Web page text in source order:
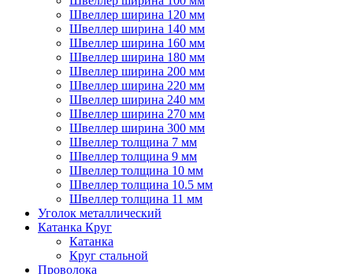
Швеллер ширина 120 мм
Швеллер ширина 140 мм
Швеллер ширина 160 мм
Швеллер ширина 180 мм
Швеллер ширина 200 мм
Швеллер ширина 220 мм
Швеллер ширина 240 мм
Швеллер ширина 270 мм
Швеллер ширина 300 мм
Швеллер толщина 7 мм
Швеллер толщина 9 мм
Швеллер толщина 10 мм
Швеллер толщина 10.5 мм
Швеллер толщина 11 мм
Уголок металлический
Катанка Круг
Катанка
Круг стальной
Проволока